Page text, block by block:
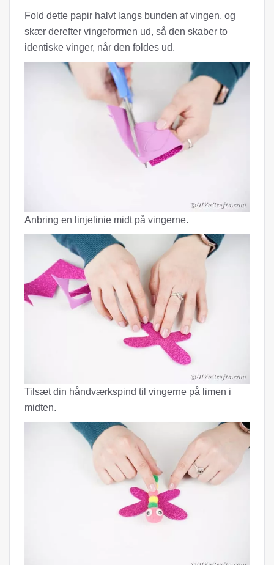
Fold dette papir halvt langs bunden af ​​vingen, og
skær derefter vingeformen ud, så den skaber to
identiske vinger, når den foldes ud.
Anbring en linjelinie midt på vingerne.
Tilsæt din håndværkspind til vingerne på limen i
midten.